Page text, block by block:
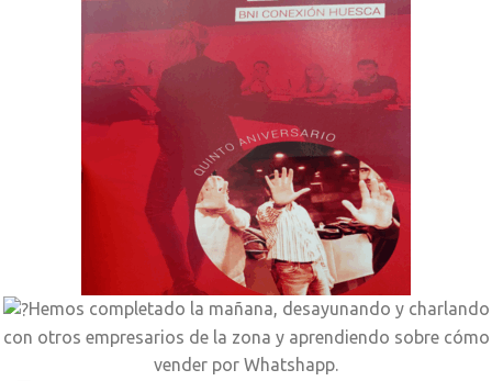
Hemos completado la mañana, desayunando y charlando
con otros empresarios de la zona y aprendiendo sobre cómo
vender por Whatshapp.